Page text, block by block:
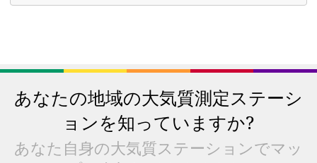
あなたの地域の大気質測定ステーシ
ョンを知っていますか?
あなた自身の大気質ステーションでマッ